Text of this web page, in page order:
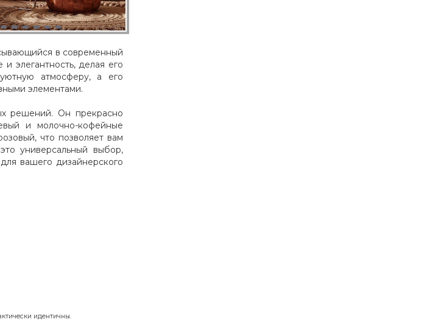
в современный
элегантность, делая его
атмосферу, а его
элементами.
решений. Он прекрасно
и молочно-кофейные
что позволяет вам
универсальный выбор,
вашего дизайнерского
идентичны.